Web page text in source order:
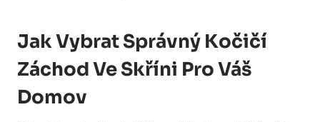
Jak Vybrat Správný Kočičí
Záchod Ve Skříni Pro Váš
Domov